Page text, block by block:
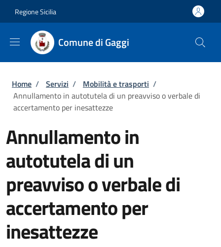
Regione Sicilia
Comune di Gaggi
Briciole di pane
Home / Servizi / Mobilità e trasporti /
Annullamento in autotutela di un preavviso o verbale di
accertamento per inesattezze
Annullamento in
autotutela di un
preavviso o verbale di
accertamento per
inesattezze